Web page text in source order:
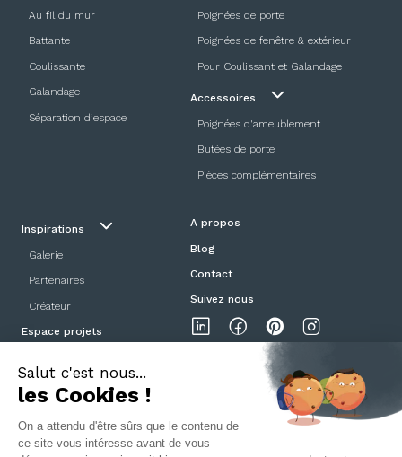
Au fil du mur
Battante
Coulissante
Galandage
Séparation d’espace
Poignées de porte
Poignées de fenêtre & extérieur
Pour Coulissant et Galandage
Accessoires
Poignées d'ameublement
Butées de porte
Pièces complémentaires
Inspirations
Galerie
Partenaires
Créateur
Espace projets
A propos
Blog
Contact
Suivez nous
Mentions légalesPolitique de confidentialitéCGV